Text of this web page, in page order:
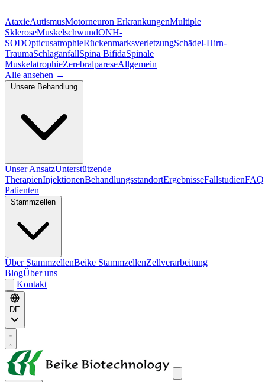
AtaxieAutismusMotorneuron ErkrankungenMultiple
SkleroseMuskelschwundONH-
SODOpticusatrophieRückenmarksverletzungSchädel-Hirn-
TraumaSchlaganfallSpina BifidaSpinale
MuskelatrophieZerebralpareseAllgemein
Alle ansehen →
Unser AnsatzUnterstützende
TherapienInjektionenBehandlungsstandortErgebnisseFallstudienFAQ
Patienten
Über StammzellenBeike StammzellenZellverarbeitung
BlogÜber uns
Kontakt
DE